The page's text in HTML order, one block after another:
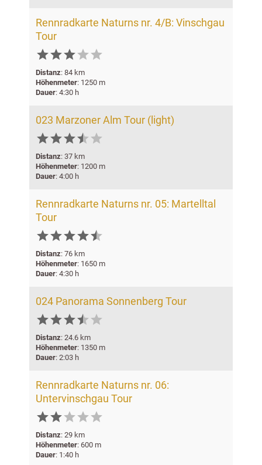
Rennradkarte Naturns nr. 4/B: Vinschgau
Tour

Distanz: 84 km
Höhenmeter: 1250 m
Dauer: 4:30 h
023 Marzoner Alm Tour (light)
 

Distanz: 37 km
Höhenmeter: 1200 m
Dauer: 4:00 h
Rennradkarte Naturns nr. 05: Martelltal
Tour


Distanz: 76 km
Höhenmeter: 1650 m
Dauer: 4:30 h
024 Panorama Sonnenberg Tour
 

Distanz: 24.6 km
Höhenmeter: 1350 m
Dauer: 2:03 h
Rennradkarte Naturns nr. 06:
Untervinschgau Tour

Distanz: 29 km
Höhenmeter: 600 m
Dauer: 1:40 h